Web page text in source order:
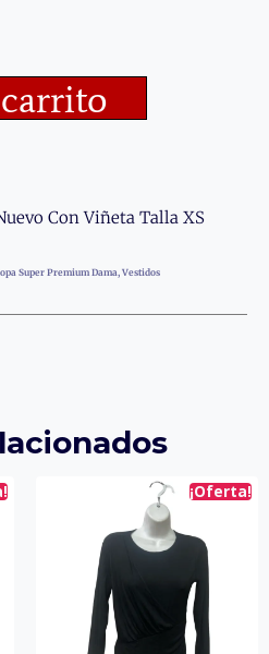
Con Viñeta Talla XS
Super Premium Dama, Vestidos
¡Oferta!